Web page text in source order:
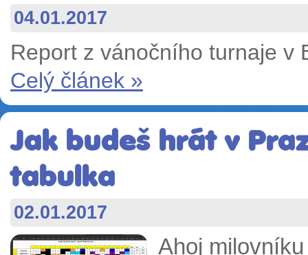
04.01.2017
Report z vánočního turnaje v
Celý článek »
Jak budeš hrát v
tabulka
02.01.2017
Ahoj milovníku